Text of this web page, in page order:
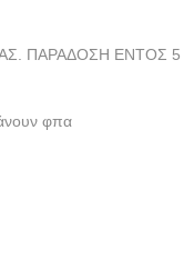
ΠΑΡΑΔΟΣΗ ΕΝΤΟΣ
φπα